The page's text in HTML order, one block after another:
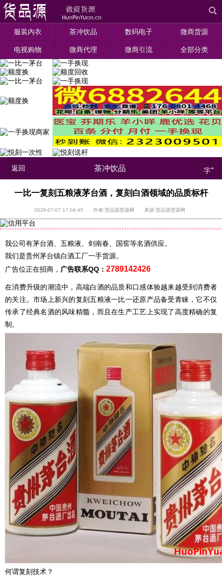
服装内衣 茶冲饮品 数码电子 微商货源
电视购物 微商代理 微商引流 全部分类
返回 茶冲饮品 字+
一比一复刻五粮液茅台酒，复刻白酒领域的品质标杆
2026-07-07 17:04:45 作者:货品源货源网 来源:货品源货源网
我公司有茅台酒、五粮液、剑南春、国窖等名酒供应。
我们是贵州茅台镇白酒工厂一手货源。
广告位正在招商， 广告联系QQ： 2789142426
在消费升级的潮流中，高端白酒的品质和口感体验越来越受到消费者
的关注。市场上新兴的复刻五粮液一比一还原产品备受青睐，它不仅
传承了经典名酒的风味精髓，而且在生产工艺上实现了高度精确的复
制。
何谓复刻技术？